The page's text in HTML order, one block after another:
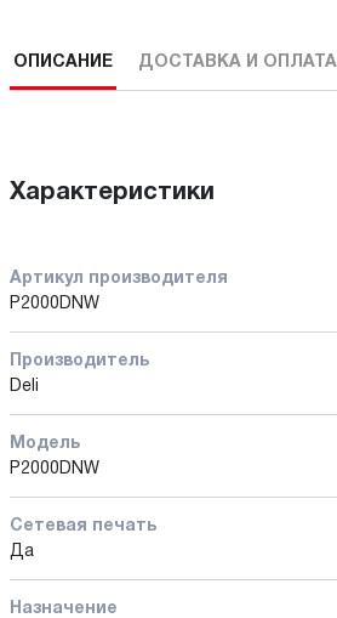
ОПИСАНИЕ ДОСТАВКА И ОПЛАТА
Характеристики
Артикул производителя
P2000DNW
Производитель
Deli
Модель
P2000DNW
Сетевая печать
Да
Назначение